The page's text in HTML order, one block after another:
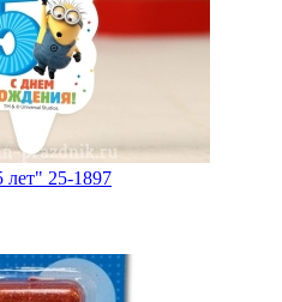
лет" 25-1897